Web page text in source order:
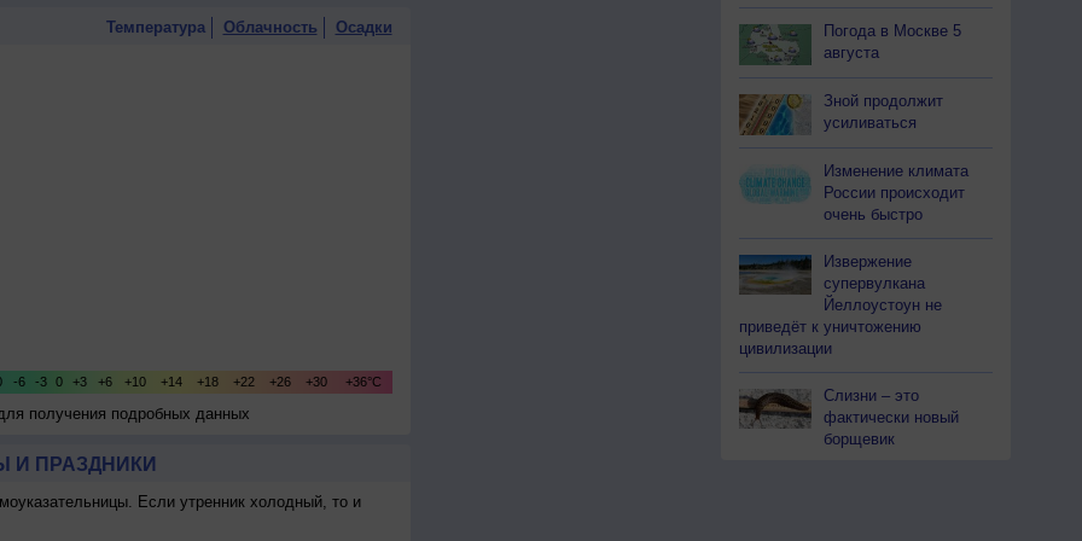
Температура Облачность Осадки
получения подробных данных
И ПРАЗДНИКИ
Если утренник холодный, то и
Погода в Москве 5
августа
Зной продолжит
усиливаться
Изменение климата
России происходит
очень быстро
Извержение
супервулкана
Йеллоустоун не
приведёт к уничтожению
цивилизации
Слизни – это
фактически новый
борщевик